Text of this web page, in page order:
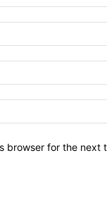
browser for the next